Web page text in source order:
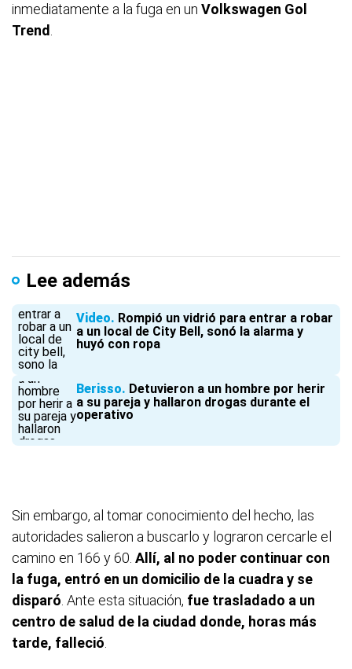
inmediatamente a la fuga en un Volkswagen Gol
Trend
Lee además
Video Rompió un vidrió para entrar a robar
a un local de City Bell, sonó la alarma y
huyó con ropa
Berisso Detuvieron a un hombre por herir
a su pareja y hallaron drogas durante el
operativo
Sin embargo, al tomar conocimiento del hecho, las
autoridades salieron a buscarlo y lograron cercarle el
camino en 166 y 60. Allí, al no poder continuar con
la fuga, entró en un domicilio de la cuadra y se
disparó . Ante esta situación, fue trasladado a un
centro de salud de la ciudad donde, horas más
tarde, falleció